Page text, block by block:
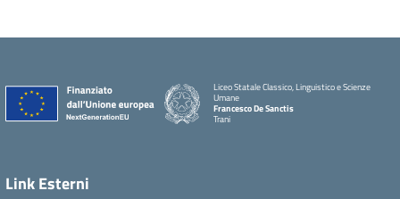
Liceo Statale Classico, Linguistico e Scienze
Umane
Francesco De Sanctis
Trani
Link Esterni